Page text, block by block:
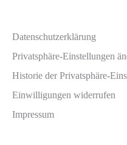
Datenschutzerklärung
Privatsphäre-Einstellungen
Historie der Privatsphäre-
Einwilligungen widerrufen
Impressum